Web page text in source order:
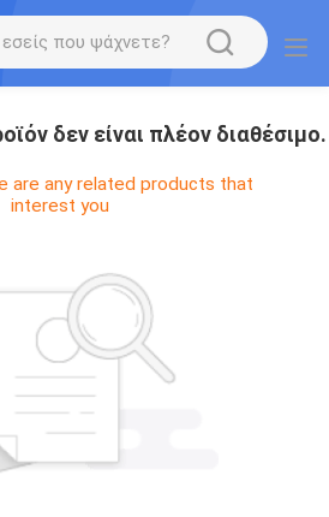
δεν είναι πλέον διαθέσιμο.
are any related products that
interest you